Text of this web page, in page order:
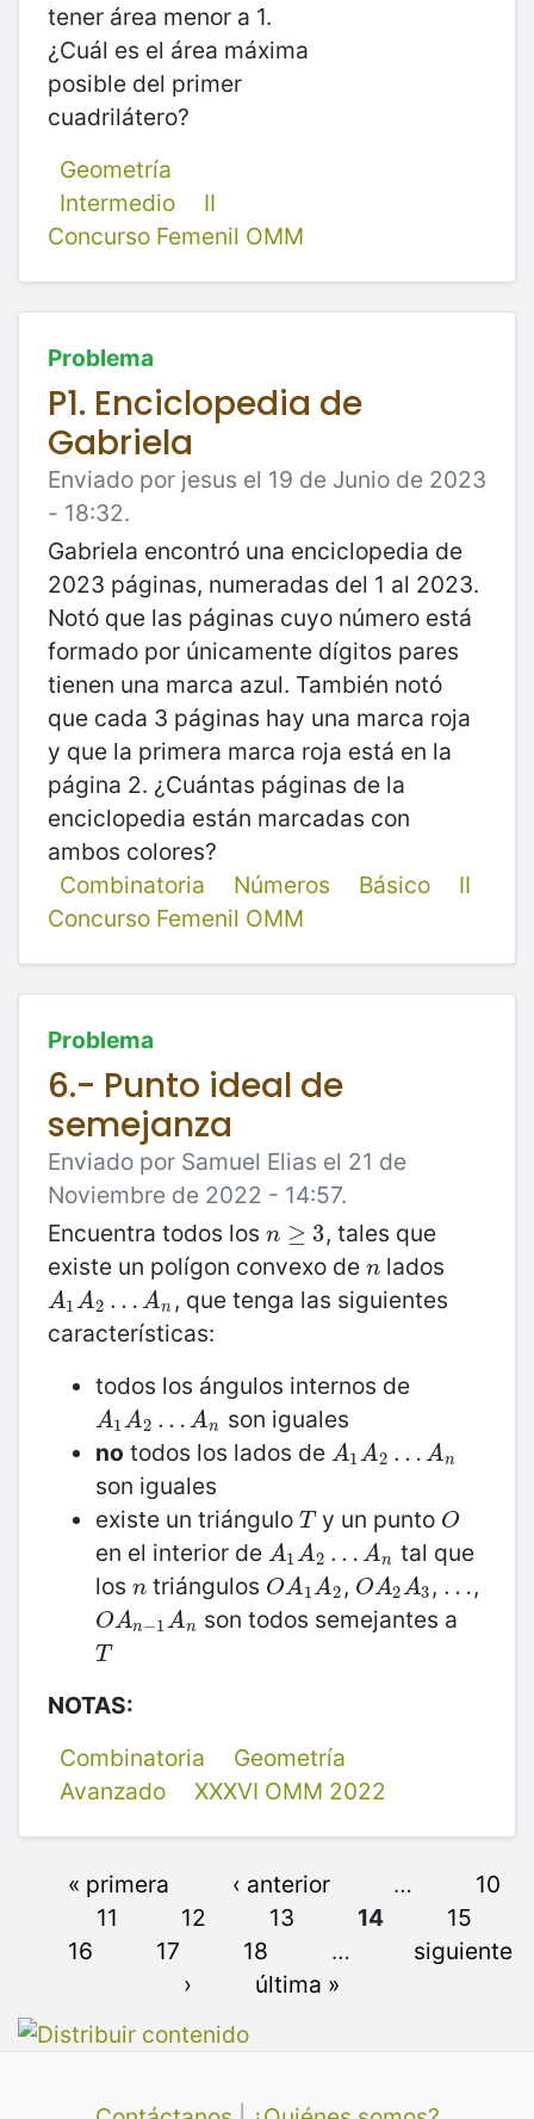
tener área menor a 1.
¿Cuál es el área máxima
posible del primer
cuadrilátero?
Geometría
Intermedio
II
Concurso Femenil OMM
Problema
P1. Enciclopedia de
Gabriela
Enviado por jesus el 19 de Junio de 2023
- 18:32.
Gabriela encontró una enciclopedia de
2023 páginas, numeradas del 1 al 2023.
Notó que las páginas cuyo número está
formado por únicamente dígitos pares
tienen una marca azul. También notó
que cada 3 páginas hay una marca roja
y que la primera marca roja está en la
página 2. ¿Cuántas páginas de la
enciclopedia están marcadas con
ambos colores?
Combinatoria
Números Básico
II
Concurso Femenil OMM
Problema
6.- Punto ideal de
semejanza
Enviado por Samuel Elias el 21 de
Noviembre de 2022 - 14:57.
Encuentra todos los n ≥ 3
n≥3
, tales que
existe un polígon convexo de n
n lados
A1A2 … An
A1A2… An
, que tenga las siguientes
características:
todos los ángulos internos de
A1A2 … An
A1A2… An
son iguales
no todos los lados de A1A2 … An
A1A2… An
son iguales
existe un triángulo T
Ty un punto O
O
en el interior de A1A2 … An
A1A2… An
tal que
los n
n triángulos OA1A2
OA1A2 , OA2A3
OA2A3, …
… ,
OAn−1An
OAn−1An son todos semejantes a
T
T
NOTAS:
Combinatoria
Geometría
Avanzado
XXXVI OMM 2022
« primera ‹ anterior …
10
11
12 13 14
15
16
17 18 …
siguiente
›
última »